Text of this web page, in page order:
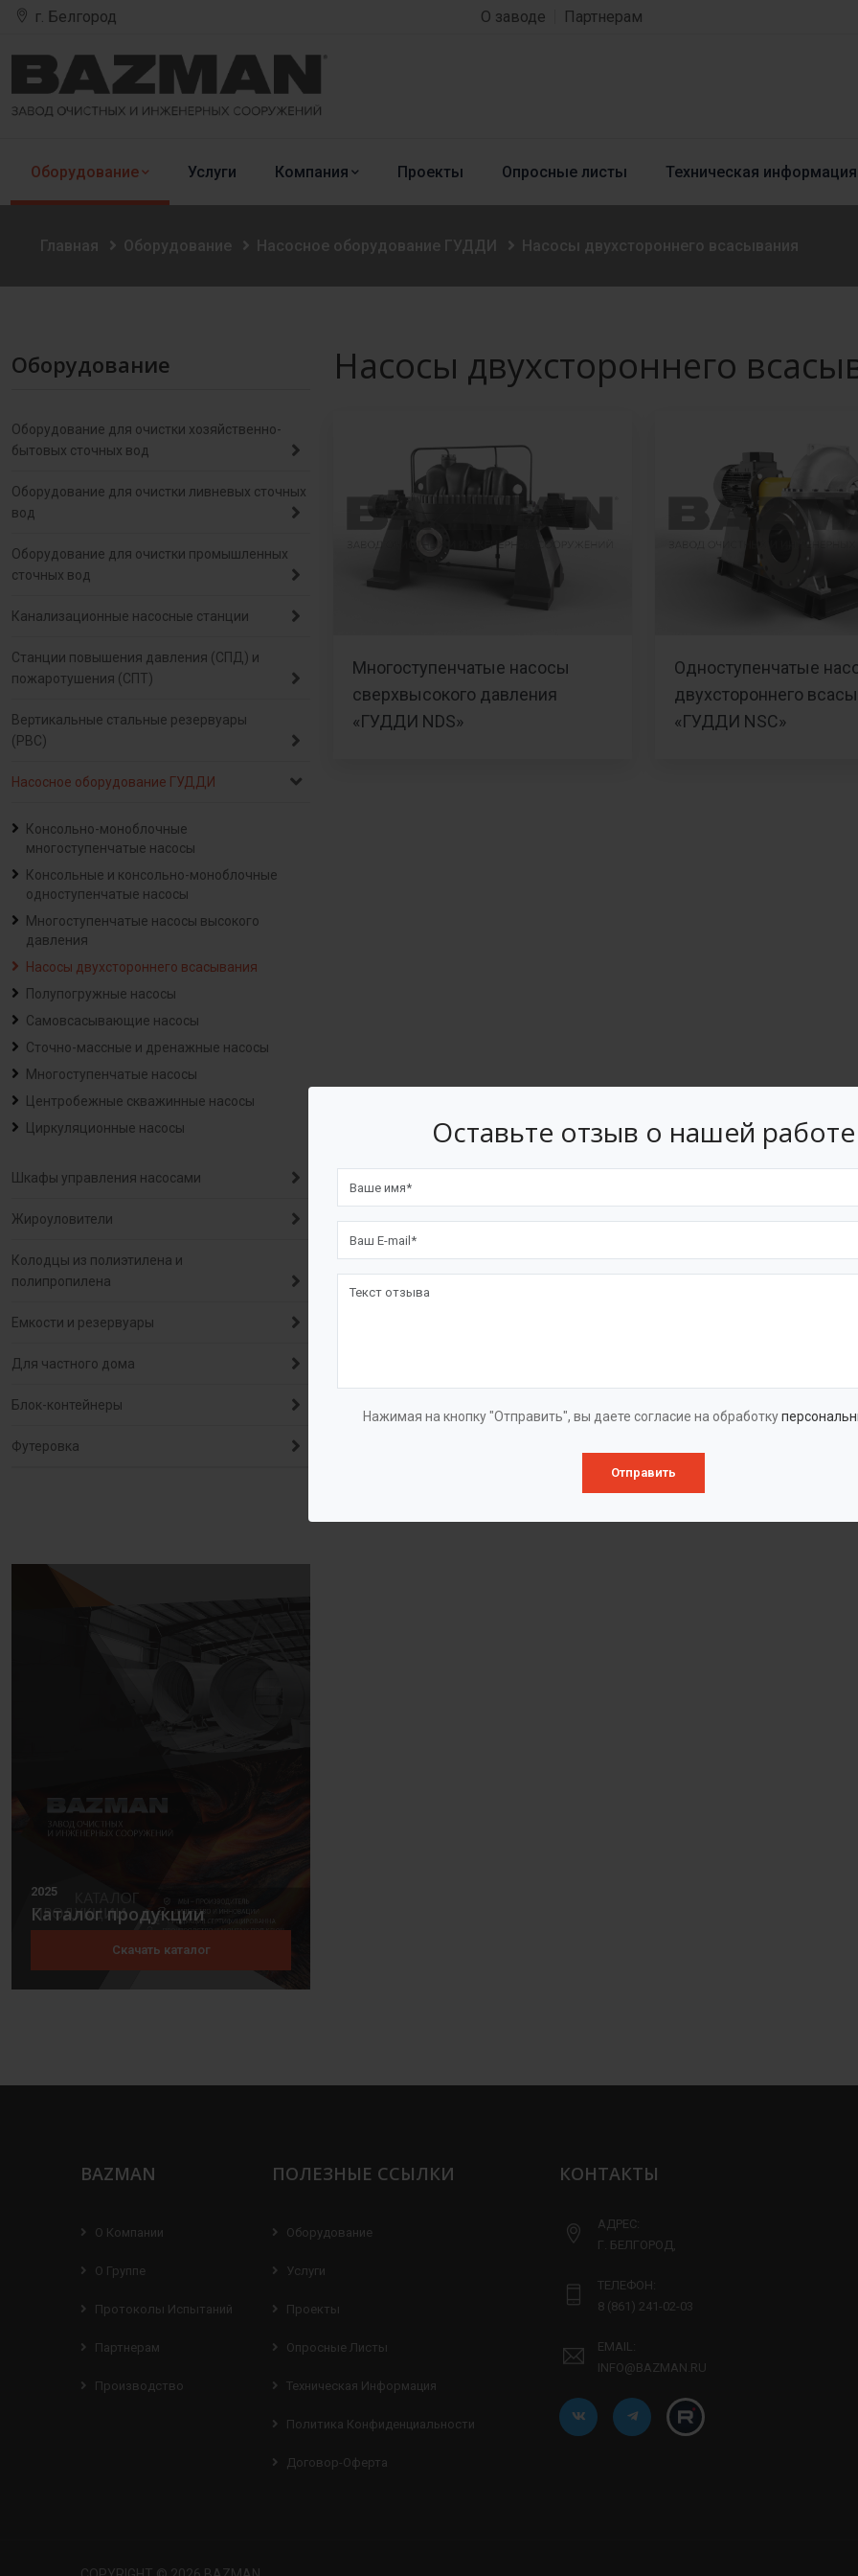
Оставьте отзыв о нашей работе
Нажимая на кнопку "Отправить", вы даете согласие на обработку
Отправить
г. Белгород О заводе Партнерам
Оборудование Услуги Компания Проекты Опросные листы Техническая информация
Главная Оборудование Насосное оборудование ГУДДИ Насосы двухстороннего всасывания
Оборудование
Оборудование для очистки хозяйственно-
бытовых сточных вод
Оборудование для очистки ливневых сточных
вод
Оборудование для очистки промышленных
сточных вод
Канализационные насосные станции
Станции повышения давления (СПД) и
пожаротушения (СПТ)
Вертикальные стальные резервуары
(РВС)
Насосное оборудование ГУДДИ
Консольно-моноблочные
многоступенчатые насосы
Консольные и консольно-моноблочные
одноступенчатые насосы
Многоступенчатые насосы высокого
давления
Насосы двухстороннего всасывания
Полупогружные насосы
Самовсасывающие насосы
Сточно-массные и дренажные насосы
Многоступенчатые насосы
Центробежные скважинные насосы
Циркуляционные насосы
Шкафы управления насосами
Жироуловители
Колодцы из полиэтилена и
полипропилена
Емкости и резервуары
Для частного дома
Блок-контейнеры
Футеровка
2025
Каталог продукции
Скачать каталог
Насосы двухстороннего
Многоступенчатые насосы
сверхвысокого давления
«ГУДДИ NDS»
Одноступенчатые
двухстороннего
«ГУДДИ NSC»
BAZMAN
О Компании
О Группе
Протоколы Испытаний
Партнерам
Производство
ПОЛЕЗНЫЕ ССЫЛКИ
Оборудование
Услуги
Проекты
Опросные Листы
Техническая Информация
Политика Конфиденциальности
Договор-Оферта
КОНТАКТЫ
АДРЕС:
Г. БЕЛГОРОД,
ТЕЛЕФОН:
8 (861) 241-02-03
EMAIL:
INFO@BAZMAN.RU